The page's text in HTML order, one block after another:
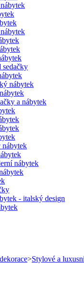
sedačky
nábytek
a nábytek
nábytek
- italský design
>Stylové a